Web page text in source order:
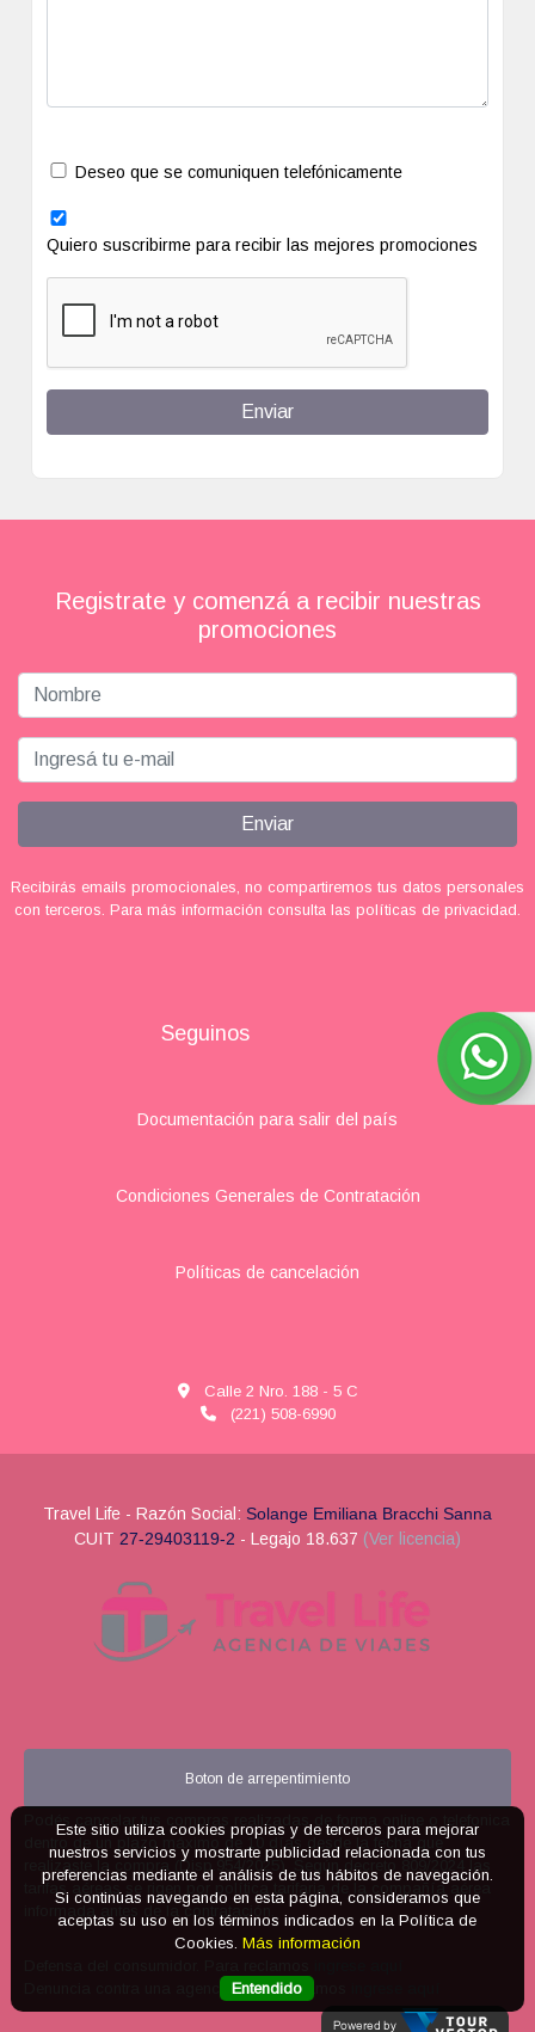
Deseo que se comuniquen telefónicamente
Quiero suscribirme para recibir las mejores promociones
Registrate y comenzá a recibir nuestras
promociones
Enviar
Recibirás emails promocionales, no compartiremos tus datos personales
con terceros. Para más información consulta las políticas de privacidad.
Seguinos
Documentación para salir del país
Condiciones Generales de Contratación
Políticas de cancelación
Calle 2 Nro. 188 - 5 C
(221) 508-6990
Travel Life - Razón Social: Solange Emiliana Bracchi Sanna
CUIT 27-29403119-2 - Legajo 18.637 (Ver licencia)
Boton de arrepentimiento
Podés cancelar tus compras realizadas de forma online o telefonica
dentro de un plazo máximo de 10 días desde la fecha que
realizaste la compra (Disp.954/2025). Según decreto 809/2024 las
tarifas aéreas se rigen por política tarifaria de la compañía aérea
informada antes de la contratación.
Denuncia contra una agencia. Para reclamos
Este sitio utiliza cookies propias y de terceros para mejorar
nuestros servicios y mostrarte publicidad relacionada con tus
preferencias mediante el análisis de tus hábitos de navegación.
Si continúas navegando en esta página, consideramos que
aceptas su uso en los términos indicados en la Política de
Cookies. Más información
Entendido